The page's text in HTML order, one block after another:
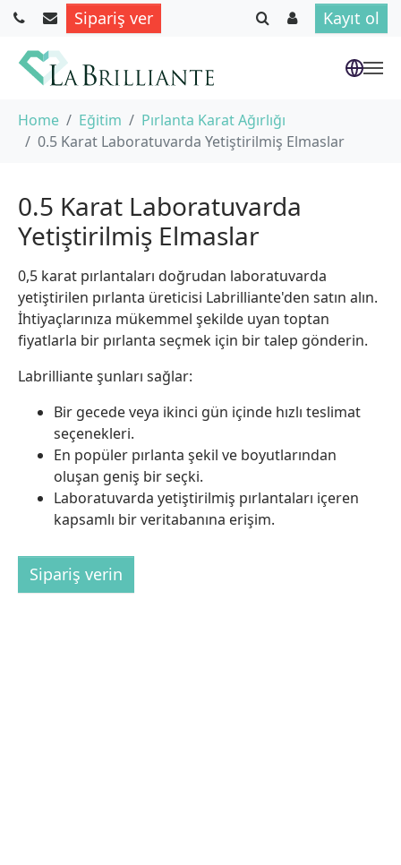
Sipariş ver Kayıt ol
Home Eğitim
Pırlanta Karat Ağırlığı
0.5 Karat Laboratuvarda Yetiştirilmiş Elmaslar
0.5 Karat Laboratuvarda
Yetiştirilmiş Elmaslar
0,5 karat pırlantaları doğrudan laboratuvarda
yetiştirilen pırlanta üreticisi Labrilliante'den satın alın.
İhtiyaçlarınıza mükemmel şekilde uyan toptan
fiyatlarla bir pırlanta seçmek için bir talep gönderin.
Labrilliante şunları sağlar:
Bir gecede veya ikinci gün içinde hızlı teslimat
seçenekleri.
En popüler pırlanta şekil ve boyutlarından
oluşan geniş bir seçki.
Laboratuvarda yetiştirilmiş pırlantaları içeren
kapsamlı bir veritabanına erişim.
Sipariş verin